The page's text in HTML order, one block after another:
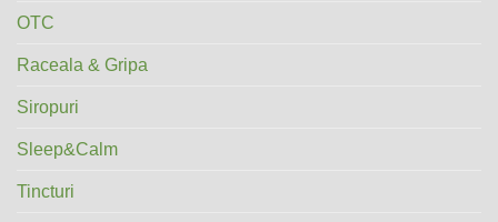
OTC
Raceala & Gripa
Siropuri
Sleep&Calm
Tincturi